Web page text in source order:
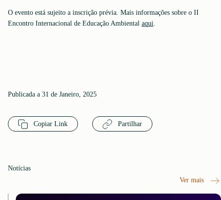
O evento está sujeito a inscrição prévia. Mais informações sobre o II
Encontro Internacional de Educação Ambiental aqui.
Publicada a 31 de Janeiro, 2025
Copiar Link Partilhar
Notícias
Ver mais